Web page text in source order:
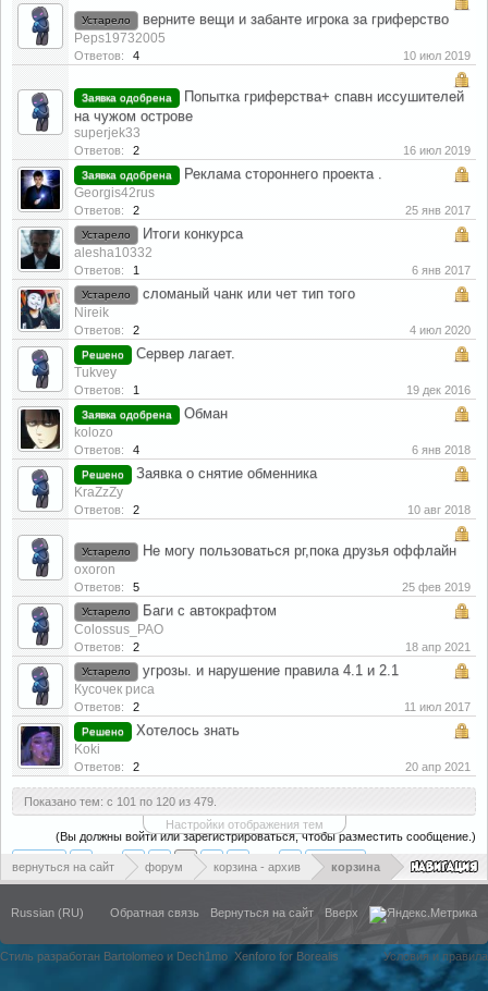
Устарело верните вещи и забанте игрока за гриферство
Peps19732005
Ответов: 4 10 июл 2019
Заявка одобрена
Попытка гриферства+ спавн иссушителей
на чужом острове
superjek33
Ответов: 2 16 июл 2019
Заявка одобрена Реклама стороннего проекта .
Georgis42rus
Ответов: 2 25 янв 2017
Устарело Итоги конкурса
alesha10332
Ответов: 1 6 янв 2017
Устарело сломаный чанк или чет тип того
Nireik
Ответов: 2 4 июл 2020
Решено Сервер лагает.
Tukvey
Ответов: 1 19 дек 2016
Заявка одобрена Обман
kolozo
Ответов: 4 6 янв 2018
Решено Заявка о снятие обменника
KraZzZy
Ответов: 2 10 авг 2018
Устарело Не могу пользоваться рг,пока друзья оффлайн
oxoron
Ответов: 5 25 фев 2019
Устарело Баги с автокрафтом
Colossus_PAO
Ответов: 2 18 апр 2021
Устарело угрозы. и нарушение правила 4.1 и 2.1
Кусочек риса
Ответов: 2 11 июл 2017
Решено Хотелось знать
Koki
Ответов: 2 20 апр 2021
Показано тем: с 101 по 120 из 479.
Настройки отображения тем
(Вы должны войти или зарегистрироваться, чтобы разместить сообщение.)
← 4 Вперёд >
вернуться на сайт форум корзина - архив корзина
Russian (RU) Обратная связь Вернуться на сайт Вверх
Стиль разработан Bartolomeo и Dech1mo Xenforo for Borealis Условия и правила